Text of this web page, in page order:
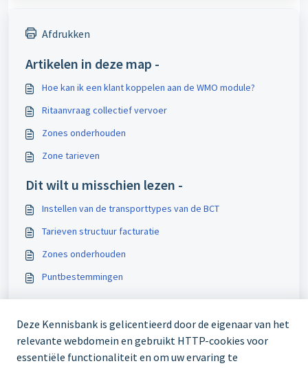
Afdrukken
Artikelen in deze map -
Hoe kan ik een klant koppelen aan de WMO module?
Ritaanvraag collectief vervoer
Zones onderhouden
Zone tarieven
Dit wilt u misschien lezen -
Instellen van de transporttypes van de BCT
Tarieven structuur facturatie
Zones onderhouden
Puntbestemmingen
Deze Kennisbank is gelicentieerd door de eigenaar van het
relevante webdomein en gebruikt HTTP-cookies voor
essentiële functionaliteit en om uw ervaring te